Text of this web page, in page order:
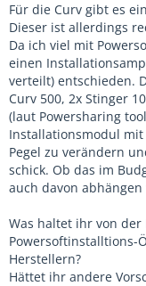
Für die Curv gibt es
Dieser ist allerdings
Da ich viel mit
einen
verteilt) entschieden.
Curv 500, 2x Stinger
(laut Powersharing
Installationsmodul mit
Pegel zu verändern
schick. Ob das im
auch davon
Was haltet ihr von der
Powersoftinstalltions-
Herstellern?
Hättet ihr andere